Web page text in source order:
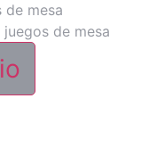
de mesa
juegos de mesa